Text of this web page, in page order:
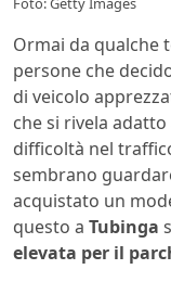
Ormai da qualche
persone che
di veicolo
che si rivela
difficoltà nel
sembrano
acquistato un
questo a Tubinga
elevata per il